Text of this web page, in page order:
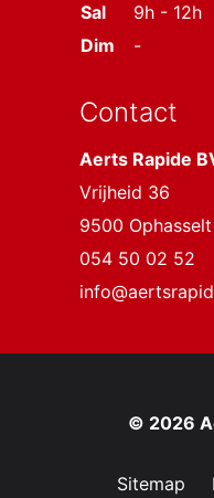
Sal
9h - 12h
Dim
-
Contact
Aerts Rapide
Vrijheid 36
9500 Ophasselt
054 50 02 52
© 2026
Sitemap